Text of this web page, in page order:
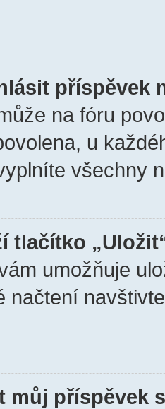
příspěvek
na fóru
u
všechny
tlačítko
umožňuje
načtení
můj příspěvek